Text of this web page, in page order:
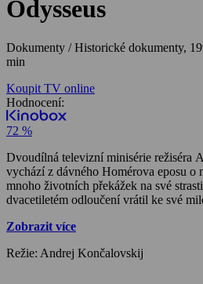
Odysseus
Dokumenty / Historické dokumenty,
min
Koupit TV online
Hodnocení:
72 %
Dvoudílná televizní minisérie režiséra
vychází z dávného Homérova eposu o
mnoho životních překážek na své
dvacetiletém odloučení vrátil ke své
Zobrazit více
Režie: Andrej Končalovskij